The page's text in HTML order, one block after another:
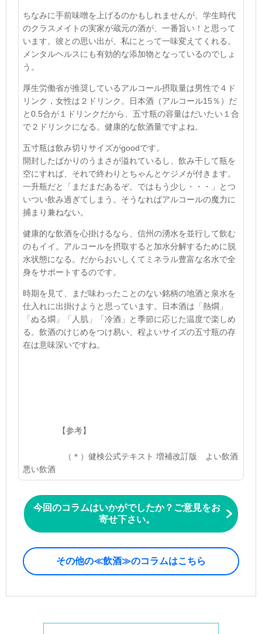
ちなみに手前味噌を上げるのかもしれませんが、学生時代
のクラスメイトの実家が蔵元の酒が、一番旨い！と思って
います。彼との思い出が、私にとって一味変えてくれる。
メンタルヘルスにも有効的な添加物となっているのでしょ
う。
厚生労働省が推奨しているアルコール摂取量は男性で４ド
リンク，女性は２ドリンク。日本酒（アルコール15％）だ
と0.5合が１ドリンクだから、五寸瓶の容量はだいたい１合
で２ドリンクになる。健康的な飲酒量ですよね。
五寸瓶は飲み切りサイズがgoodです。
開封したばかりのうまさが溢れているし、飲み干して瓶を
空にすれば、それで終わりとちゃんとケジメが付きます。
一升瓶だと「まだまだあるぞ。ではもう少し・・・」とつ
いつい飲み過ぎてしまう。そうなればアルコールの魔力に
捕まり兼ねない。
健康的な飲酒を心掛けるなら、信州の湧水を並行して飲む
のもイイ。アルコールを摂取すると加水分解するために脱
水状態になる。だからおいしくてミネラル豊富な名水で全
身をサポートするのです。
時期を見て、まだ味わったことのない銘柄の地酒と泉水を
仕入れに出掛けようと思っています。日本酒は「熱燗」
「ぬる燗」「人肌」「冷酒」と季節に応じた温度で楽しめ
る。飲酒のけじめをつけ易い、程よいサイズの五寸瓶の存
在は意味深いですね。
【参考】
（＊）健検公式テキスト 増補改訂版 よい飲酒
悪い飲酒
今回のコラムはいかがでしたか？ご意見をお
寄せ下さい。
その他の≪飲酒≫のコラムはこちら